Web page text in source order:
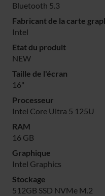
Bluetooth 5.3
Fabricant de la carte
Intel
Etat du produit
NEW
Taille de l'écran
16"
Processeur
Intel Core Ultra 5 125U
RAM
16 GB
Graphique
Intel Graphics
Stockage
512GB SSD NVMe M.2